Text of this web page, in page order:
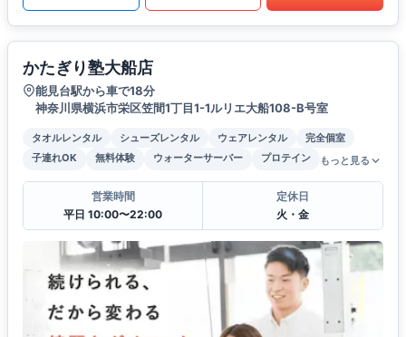
かたぎり塾大船店
能見台駅から車で18分
神奈川県横浜市栄区笠間1丁目1-1ルリエ大船108-B号室
タオルレンタル シューズレンタル ウェアレンタル
完全個室
子連れOK
無料体験 ウォーターサーバー プロテイン もっと見る
営業時間
平日 10:00〜22:00
定休日
火・金